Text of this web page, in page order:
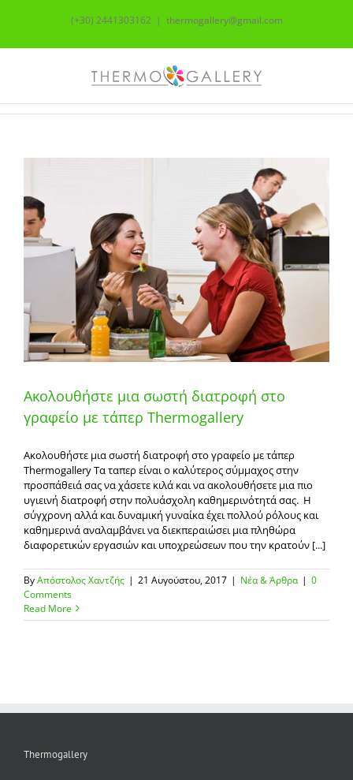
(+30) 2441303162 | thermogallery@gmail.com
Ακολουθήστε μια σωστή διατροφή στο
γραφείο με τάπερ Thermogallery
Ακολουθήστε μια σωστή διατροφή στο γραφείο με τάπερ
Thermogallery Τα ταπερ είναι ο καλύτερος σύμμαχος στην
προσπάθειά σας να χάσετε κιλά και να ακολουθήσετε μια πιο
υγιεινή διατροφή στην πολυάσχολη καθημερινότητά σας. Η
σύγχρονη αλλά και δυναμική γυναίκα έχει πολλού ρόλους και
καθημερινά αναλαμβάνει να διεκπεραιώσει μια πληθώρα
διαφορετικών εργασιών και υποχρεώσεων που την κρατούν [...]
ByΑπόστολος Χαντζής | 21 Αυγούστου, 2017 | Νέα & Άρθρα | 0
Comments
Read More
Thermogallery